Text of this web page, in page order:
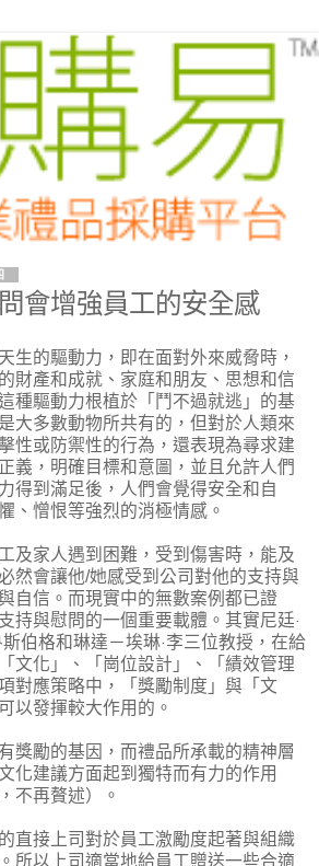
會增強員工的安全感
生的驅動力，即在面對外來威脅時，
財產和成就、家庭和朋友、思想和信
種驅動力根植於「鬥不過就逃」的基
大多數動物所共有的，但對於人類來
性或防禦性的行為，還表現為尋求建
義，明確目標和意圖，並且允許人們
得到滿足後，人們會覺得安全和自
、憎恨等強烈的消極情感。
及家人遇到困難，受到傷害時，能及
然會讓他/她感受到公司對他的支持與
自信。而現實中的無數案例都已證
持與慰問的一個重要載體。其實尼廷·
伯格和琳達－埃琳· 李三位教授，在給
文化」、「崗位設計」、「績效管理
對應策略中，「獎勵制度」與「文
以發揮較大作用的。
獎勵的基因，而禮品所承載的精神層
化建議方面起到獨特而有力的作用
不再贅述）。
直接上司對於員工激勵度起著與組織
所以上司適當地給員工贈送一些合適